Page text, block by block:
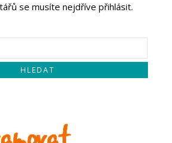
se musíte nejdříve přihlásit.